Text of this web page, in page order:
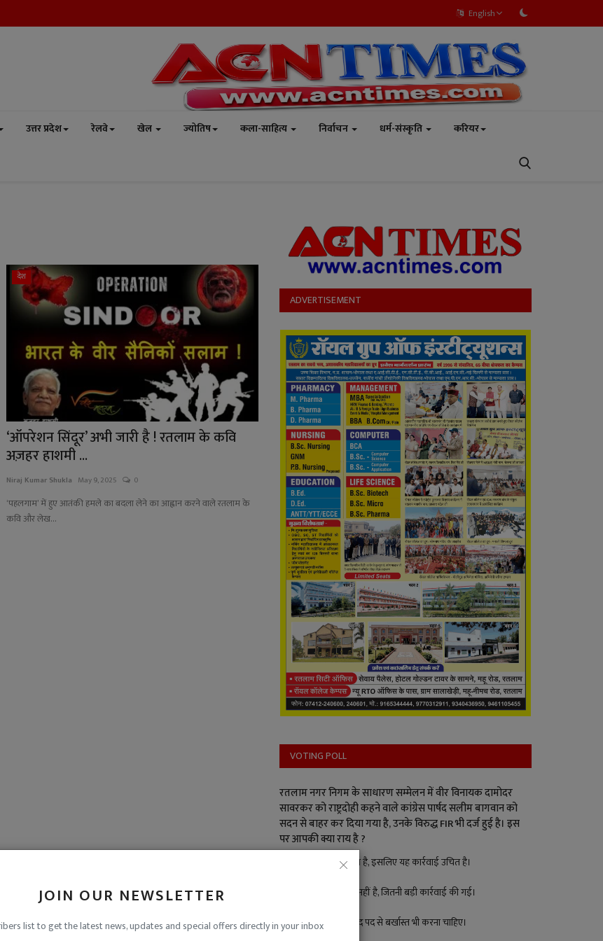
English
उत्तर प्रदेश रेलवे खेल ज्योतिष कला-साहित्य निर्वाचन धर्म-संस्कृति करियर
JOIN OUR NEWSLETTER
list to get the latest news, updates and special offers directly in your inbox
देश
‘ऑपरेशन सिंदूर’ अभी जारी है ! रतलाम के कवि
अज़हर हाशमी ...
Niraj Kumar Shukla May 9, 2025 0
‘पहलगाम’ में हुए आतंकी हमले का बदला लेने का आह्वान करने वाले रतलाम के
कवि और लेख...
ADVERTISEMENT
VOTING POLL
रतलाम नगर निगम के साधारण सम्मेलन में वीर विनायक दामोदर
सावरकर को राष्ट्रदोही कहने वाले कांग्रेस पार्षद सलीम बागवान को
सदन से बाहर कर दिया गया है, उनके विरुद्ध FIR भी दर्ज हुई है। इस
पर आपकी क्या राय है ?
पार्षद ने गलत किया है, इसलिए यह कार्रवाई उचित है।
इतना बड़ा अपराध नहीं है, जितनी बड़ी कार्रवाई की गई।
बड़ा अपराध है, पार्षद पद से बर्खास्त भी करना चाहिए।